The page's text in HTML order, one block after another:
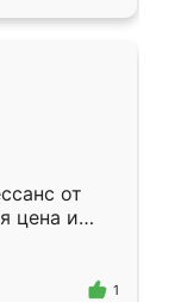
от
цена и
1